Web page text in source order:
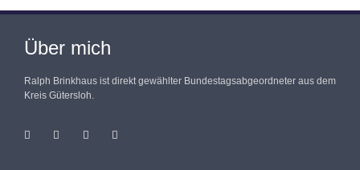
Über mich
Ralph Brinkhaus ist direkt gewählter Bundestagsabgeordneter aus dem
Kreis Gütersloh.